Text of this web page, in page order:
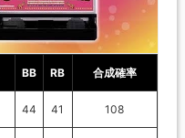
BB RB 合成確率
44 41 108